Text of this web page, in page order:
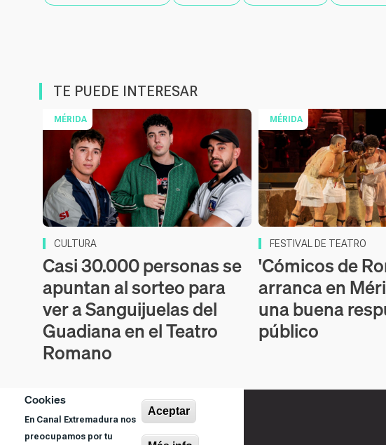
Cookies
En Canal Extremadura nos
preocupamos por tu
Aceptar
TE PUEDE INTERESAR
MÉRIDA
CULTURA
Casi 30.000 personas se
apuntan al sorteo para
ver a Sanguijuelas del
Guadiana en el Teatro
Romano
MÉRIDA
FESTIVAL DE TEATRO
'Cómicos de
arranca en
una buena
público